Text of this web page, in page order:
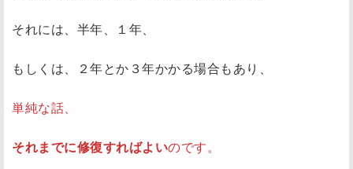
それには、半年、１年、
もしくは、２年とか３年かかる場合もあり、
単純な話、
それまでに修復すればよいのです。